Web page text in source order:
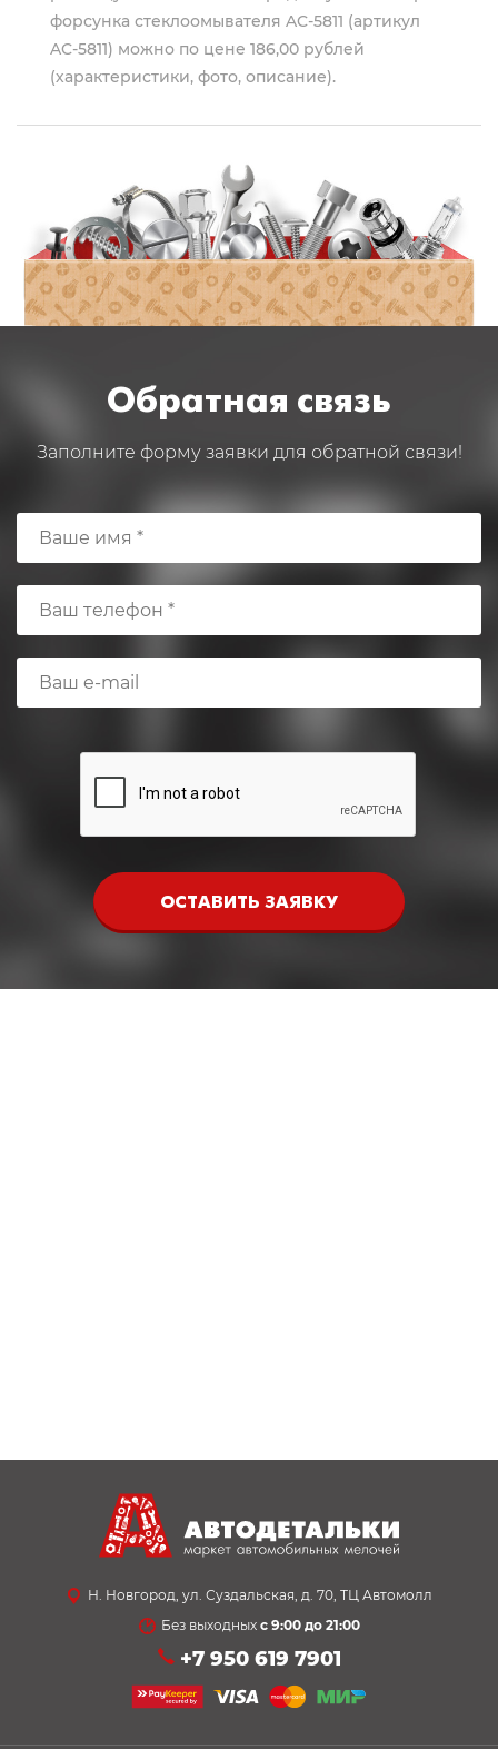
форсунка стеклоомывателя AC-5811 (артикул
AC-5811) можно по цене 186,00 рублей
(характеристики, фото, описание).
Обратная связь
Заполните форму заявки для обратной связи!
ОСТАВИТЬ ЗАЯВКУ
Н. Новгород, ул. Суздальская, д. 70, ТЦ Автомолл
Без выходных с 9:00 до 21:00
+7 950 619 7901